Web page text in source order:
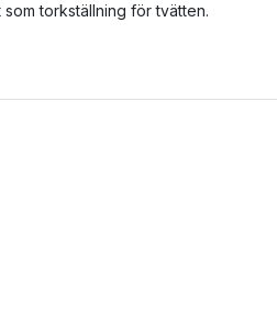
som torkställning för tvätten.